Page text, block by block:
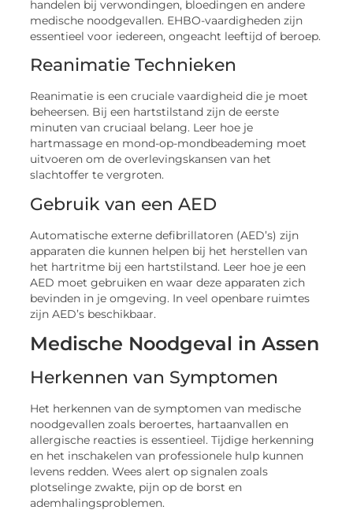
handelen bij verwondingen, bloedingen en andere
medische noodgevallen. EHBO-vaardigheden zijn
essentieel voor iedereen, ongeacht leeftijd of beroep.
Reanimatie Technieken
Reanimatie is een cruciale vaardigheid die je moet
beheersen. Bij een hartstilstand zijn de eerste
minuten van cruciaal belang. Leer hoe je
hartmassage en mond-op-mondbeademing moet
uitvoeren om de overlevingskansen van het
slachtoffer te vergroten.
Gebruik van een AED
Automatische externe defibrillatoren (AED’s) zijn
apparaten die kunnen helpen bij het herstellen van
het hartritme bij een hartstilstand. Leer hoe je een
AED moet gebruiken en waar deze apparaten zich
bevinden in je omgeving. In veel openbare ruimtes
zijn AED’s beschikbaar.
Medische Noodgeval in Assen
Herkennen van Symptomen
Het herkennen van de symptomen van medische
noodgevallen zoals beroertes, hartaanvallen en
allergische reacties is essentieel. Tijdige herkenning
en het inschakelen van professionele hulp kunnen
levens redden. Wees alert op signalen zoals
plotselinge zwakte, pijn op de borst en
ademhalingsproblemen.